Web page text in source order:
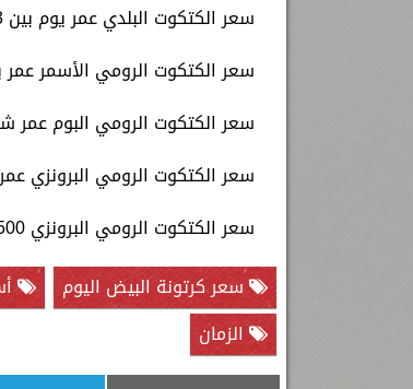
سعر الكتكوت البلدي عمر يوم بين 3 جنيهات، و3.25 جنيهًا.
سعر الكتكوت الرومي الأسمر عمر يوم 16.50
سعر الكتكوت الرومي البوم عمر شهر 16
سعر الكتكوت الرومي البرونزي عمر يوم
سعر الكتكوت الرومي البرونزي 500 جرام عمر 45 يوما 44 جنيهًا.
سعر كرتونة البيض اليوم
الزمان